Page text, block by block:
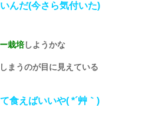
んだ(今さら気付いた)
栽培しようかな
まうのが目に見えている
食えばいいや( *´艸｀)